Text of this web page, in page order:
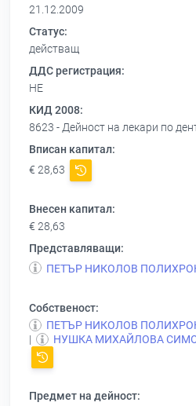
21.12.2009
Статус:
действащ
ДДС регистрация:
НЕ
КИД 2008:
8623 - Дейност на лекари по
Вписан капитал:
€ 28,63
Внесен капитал:
€ 28,63
Представляващи:
ПЕТЪР НИКОЛОВ
Собственост:
ПЕТЪР НИКОЛОВ
|
НУШКА МИХАЙЛОВА
Предмет на дейност: